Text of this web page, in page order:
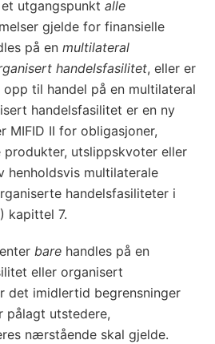
utgangspunkt alle
gjelde for finansielle
på en multilateral
handelsfasilitet, eller er
til handel på en multilateral
handelsfasilitet er en ny
MIFID II for obligasjoner,
utslippskvoter eller
henholdsvis multilaterale
handelsfasiliteter i
kapittel 7.
bare handles på en
eller organisert
det imidlertid begrensninger
pålagt utstedere,
nærstående skal gjelde.